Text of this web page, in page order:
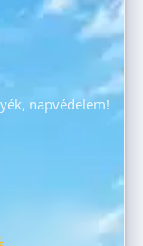
napvédelem!